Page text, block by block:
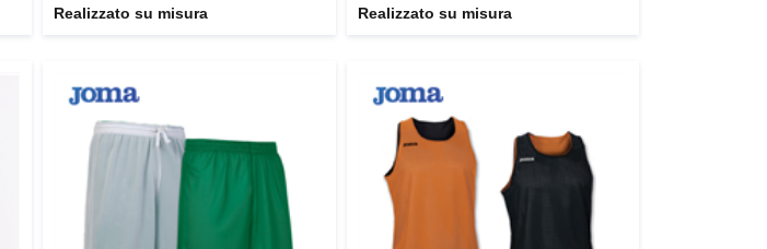
Realizzato su misura Realizzato su misura